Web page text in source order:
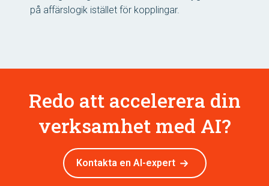
på affärslogik istället för kopplingar.
Redo att accelerera din
verksamhet med AI?
Kontakta en AI-expert